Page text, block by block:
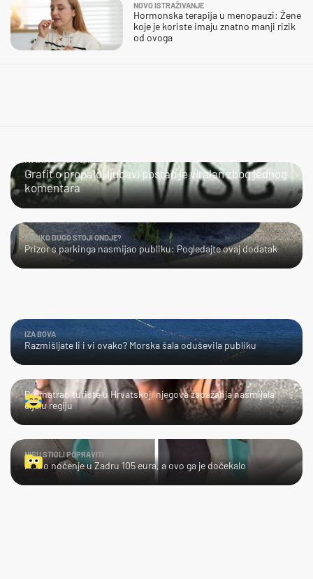
NOVO ISTRAŽIVANJE
Hormonska terapija u menopauzi: Žene
koje je koriste imaju znatno manji rizik
od ovoga
Grafit o propaloj ljubavi postao je viralan zbog jednog
komentara
KOLIKO DUGO STOJI ONDJE?
Prizor s parkinga nasmijao publiku: Pogledajte ovaj dodatak
IZA BOVA
Razmišljate li i vi ovako? Morska šala oduševila publiku
LOL
Promatrao turiste u Hrvatskoj, njegova zapažanja nasmijala
cijelu regiju
NISU STIGLI POPRAVITI
Platio noćenje u Zadru 105 eura, a ovo ga je dočekalo